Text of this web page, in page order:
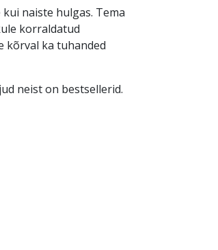
naiste hulgas. Tema
korraldatud
kõrval ka tuhanded
neist on bestsellerid.